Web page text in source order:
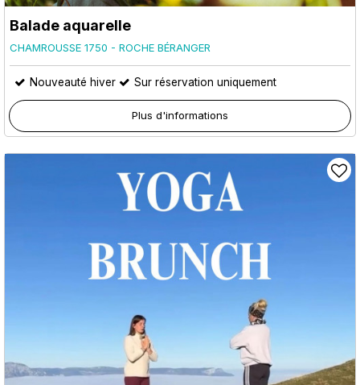
Balade aquarelle
CHAMROUSSE 1750 - ROCHE BÉRANGER
Nouveauté hiver Sur réservation uniquement
Plus d'informations